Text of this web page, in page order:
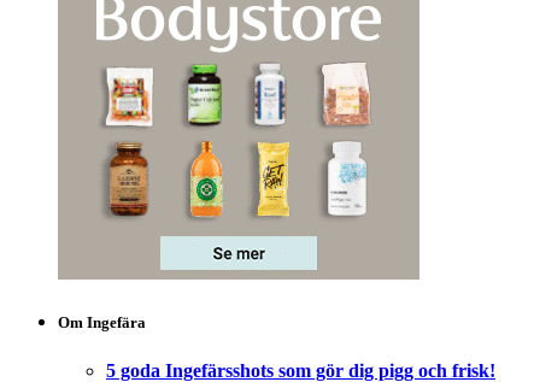
Om Ingefära
5 goda Ingefärsshots som gör dig pigg och frisk!